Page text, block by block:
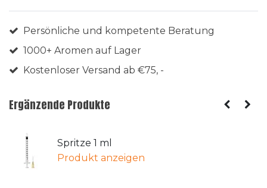
Persönliche und kompetente Beratung
1000+ Aromen auf Lager
Kostenloser Versand ab €75, -
Ergänzende Produkte
Spritze 1 ml
Produkt anzeigen